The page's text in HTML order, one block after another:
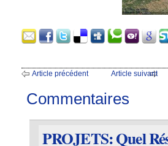
Article précédent Article suivant
Commentaires
PROJETS: Quel